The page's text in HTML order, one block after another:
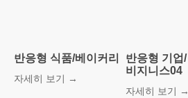
템플릿!
반응형 식품/베이커리
자세히 보기 →
반응형 기업/
비지니스04
자세히 보기 →